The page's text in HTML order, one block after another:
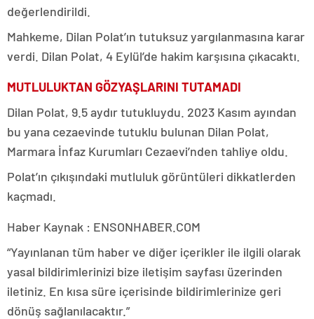
değerlendirildi.
Mahkeme, Dilan Polat’ın tutuksuz yargılanmasına karar
verdi. Dilan Polat, 4 Eylül’de hakim karşısına çıkacaktı.
MUTLULUKTAN GÖZYAŞLARINI TUTAMADI
Dilan Polat, 9.5 aydır tutukluydu. 2023 Kasım ayından
bu yana cezaevinde tutuklu bulunan Dilan Polat,
Marmara İnfaz Kurumları Cezaevi’nden tahliye oldu.
Polat’ın çıkışındaki mutluluk görüntüleri dikkatlerden
kaçmadı.
Haber Kaynak : ENSONHABER.COM
“Yayınlanan tüm haber ve diğer içerikler ile ilgili olarak
yasal bildirimlerinizi bize iletişim sayfası üzerinden
iletiniz. En kısa süre içerisinde bildirimlerinize geri
dönüş sağlanılacaktır.”